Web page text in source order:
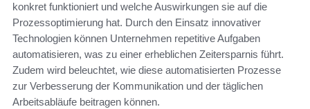
konkret funktioniert und welche Auswirkungen sie auf die
Prozessoptimierung hat. Durch den Einsatz innovativer
Technologien können Unternehmen repetitive Aufgaben
automatisieren, was zu einer erheblichen Zeitersparnis führt.
Zudem wird beleuchtet, wie diese automatisierten Prozesse
zur Verbesserung der Kommunikation und der täglichen
Arbeitsabläufe beitragen können.